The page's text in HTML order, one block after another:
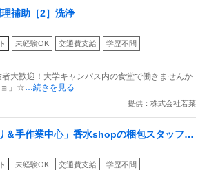
でなかなか話をする
みたくてモヤモヤしています。
補助［2］洗浄
未経験OK 交通費支給 学歴不問
者大歓迎！大学キャンパス内の食堂で働きませんか
ョ」☆…続きを見る
提供：株式会社若菜
＆手作業中心」香水shopの梱包スタッフ
1日1時間からOK
未経験OK 交通費支給 学歴不問